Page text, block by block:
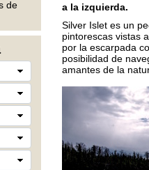
de
a la izquierda.
Silver Islet es un
pintorescas vistas
por la escarpada
posibilidad de
amantes de la